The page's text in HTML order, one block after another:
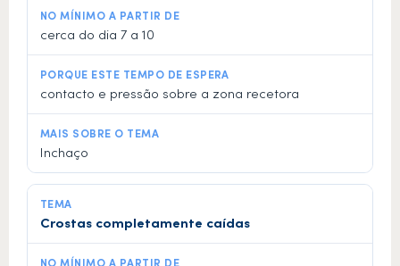
cerca do dia 7 a 10
contacto e pressão sobre a zona recetora
Inchaço
Crostas completamente caídas